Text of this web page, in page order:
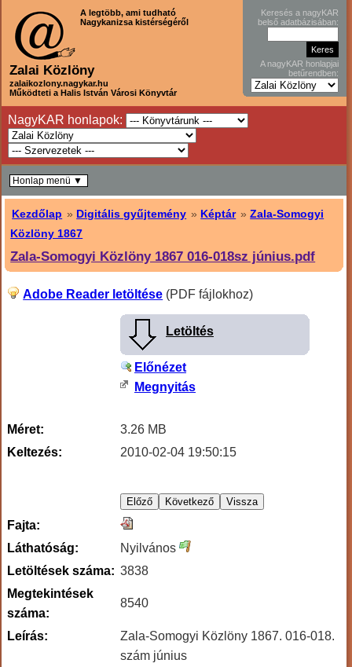
A legtöbb, ami tudható
Nagykanizsa kistérségéről
Zalai Közlöny
zalaikozlony.nagykar.hu
Működteti a Halis István Városi Könyvtár
Keresés a nagyKAR
belső adatbázisában:
A nagyKAR honlapjai
betűrendben:
NagyKAR honlapok:
Kezdőlap » Digitális gyűjtemény » Képtár »Zala-Somogyi
Közlöny 1867
Zala-Somogyi Közlöny 1867 016-018sz június.pdf
Adobe Reader letöltése (PDF fájlokhoz)
Letöltés
Előnézet
Megnyitás
Méret:
3.26 MB
Keltezés:
2010-02-04 19:50:15
Fajta:
Láthatóság:
Nyilvános
Letöltések száma: 3838
Megtekintések
száma:
8540
Leírás:
Zala-Somogyi Közlöny 1867. 016-018.
szám június
Honlap menü ▼